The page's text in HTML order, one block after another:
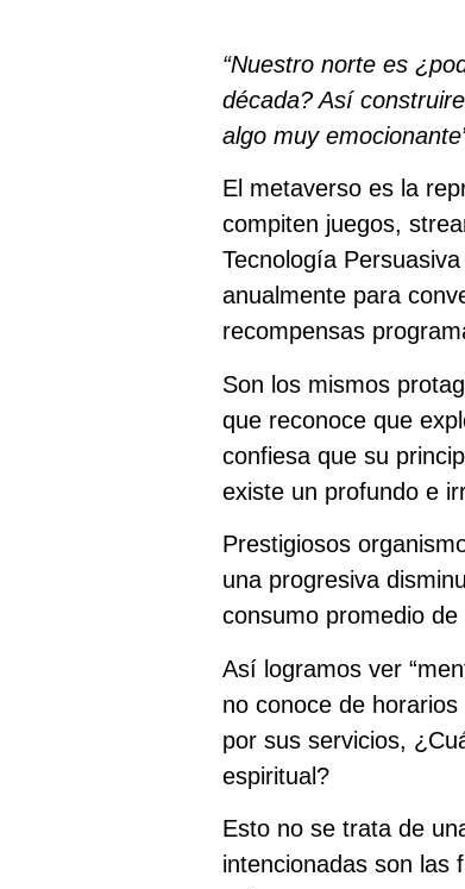
“Nuestro norte es
década? Así
algo muy
El metaverso es la
compiten juegos,
Tecnología
anualmente para
recompensas
Son los mismos
que reconoce que
confiesa que su
existe un profundo e
Prestigiosos
una progresiva
consumo promedio
Así logramos ver
no conoce de
por sus servicios,
espiritual?
Esto no se trata de
intencionadas son las